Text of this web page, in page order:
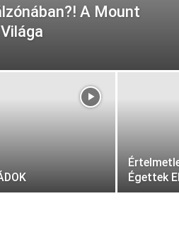
A Mount
Égettek